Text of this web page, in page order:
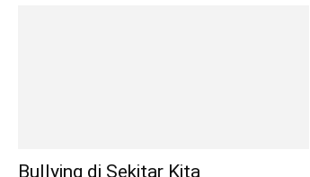
Bullying di Sekitar Kita